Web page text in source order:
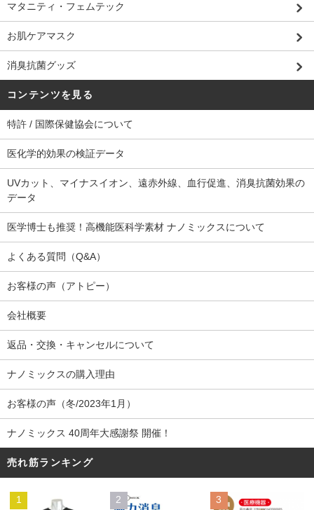
マタニティ・フェムテック
お肌ケアマスク
消臭抗菌グッズ
コンテンツを見る
特許 / 国際保健協会について
医化学的効果の検証データ
UVカット、マイナスイオン、遠赤外線、血行促進、消臭抗菌効果の
データ
医学博士も推奨！高機能医科学素材 ナノミックスについて
よくある質問（Q&A）
お客様の声（アトピー）
会社概要
返品・交換・キャンセルについて
ナノミックスの購入理由
お客様の声（冬/2023年1月）
ナノミックス 40周年大感謝祭 開催！
売れ筋ランキング
1 2 3